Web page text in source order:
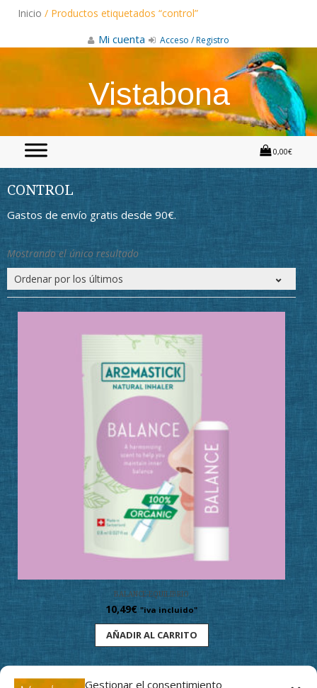
Gestionar el consentimiento
Inicio / Productos etiquetados “control”
Mi cuenta Acceso / Registro
Vistabona
0,00€
CONTROL
Gastos de envío gratis desde 90€.
Mostrando el único resultado
BALANCE-EQUILIBRIO
10,49€ "iva incluido"
AÑADIR AL CARRITO